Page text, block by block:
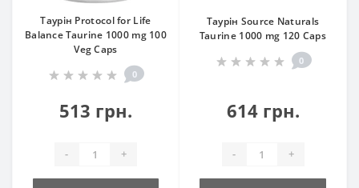
Таурін Protocol for Life
Balance Taurine 1000 mg 100
Veg Caps
0
513 грн.
- +
Таурін Source Naturals
Taurine 1000 mg 120 Caps
0
614 грн.
- +